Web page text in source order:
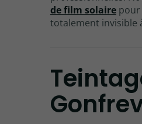
de film solairepour
totalement invisible